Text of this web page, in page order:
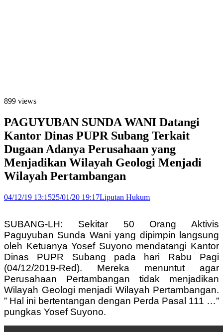
899 views
PAGUYUBAN SUNDA WANI Datangi
Kantor Dinas PUPR Subang Terkait
Dugaan Adanya Perusahaan yang
Menjadikan Wilayah Geologi Menjadi
Wilayah Pertambangan
04/12/19 13:1525/01/20 19:17Liputan Hukum
SUBANG-LH: Sekitar 50 Orang Aktivis
Paguyuban Sunda Wani yang dipimpin langsung
oleh Ketuanya Yosef Suyono mendatangi Kantor
Dinas PUPR Subang pada hari Rabu Pagi
(04/12/2019-Red). Mereka menuntut agar
Perusahaan Pertambangan tidak menjadikan
Wilayah Geologi menjadi Wilayah Pertambangan.
” Hal ini bertentangan dengan Perda Pasal 111 …”
pungkas Yosef Suyono.